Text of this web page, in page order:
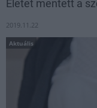
Életet mentett a
2019.11.22
Aktuális